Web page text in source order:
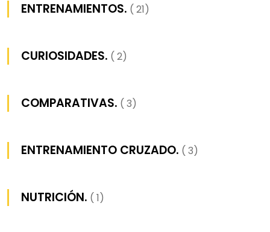
ENTRENAMIENTOS. ( 21)
CURIOSIDADES. ( 2)
COMPARATIVAS. ( 3)
ENTRENAMIENTO CRUZADO. ( 3)
NUTRICIÓN. ( 1)